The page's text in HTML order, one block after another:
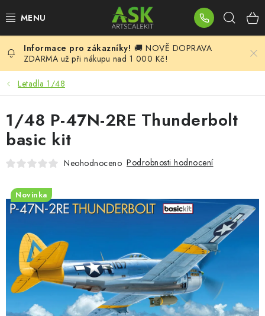
na
BLOG
SUMMER DAYS
WARHAMMER
ASK PRODUKTY
PLASTIKOVÉ MODELY
DOPLŇKY K MODELŮM
BARVY A POMŮCKY
PUBLIKACE
🚚 NOVĚ DOPRAVA
ZDARMA už při nákupu nad 1 000 Kč!
Letadla 1/48
1/48 P-47N-2RE Thunderbolt
basic kit
Neohodnoceno Podrobnosti hodnocení
Novinka